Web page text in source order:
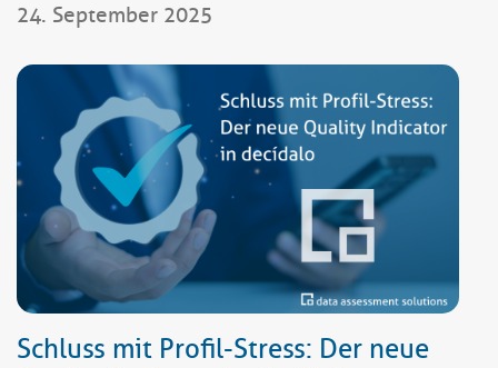
24. September 2025
Schluss mit Profil-Stress: Der neue